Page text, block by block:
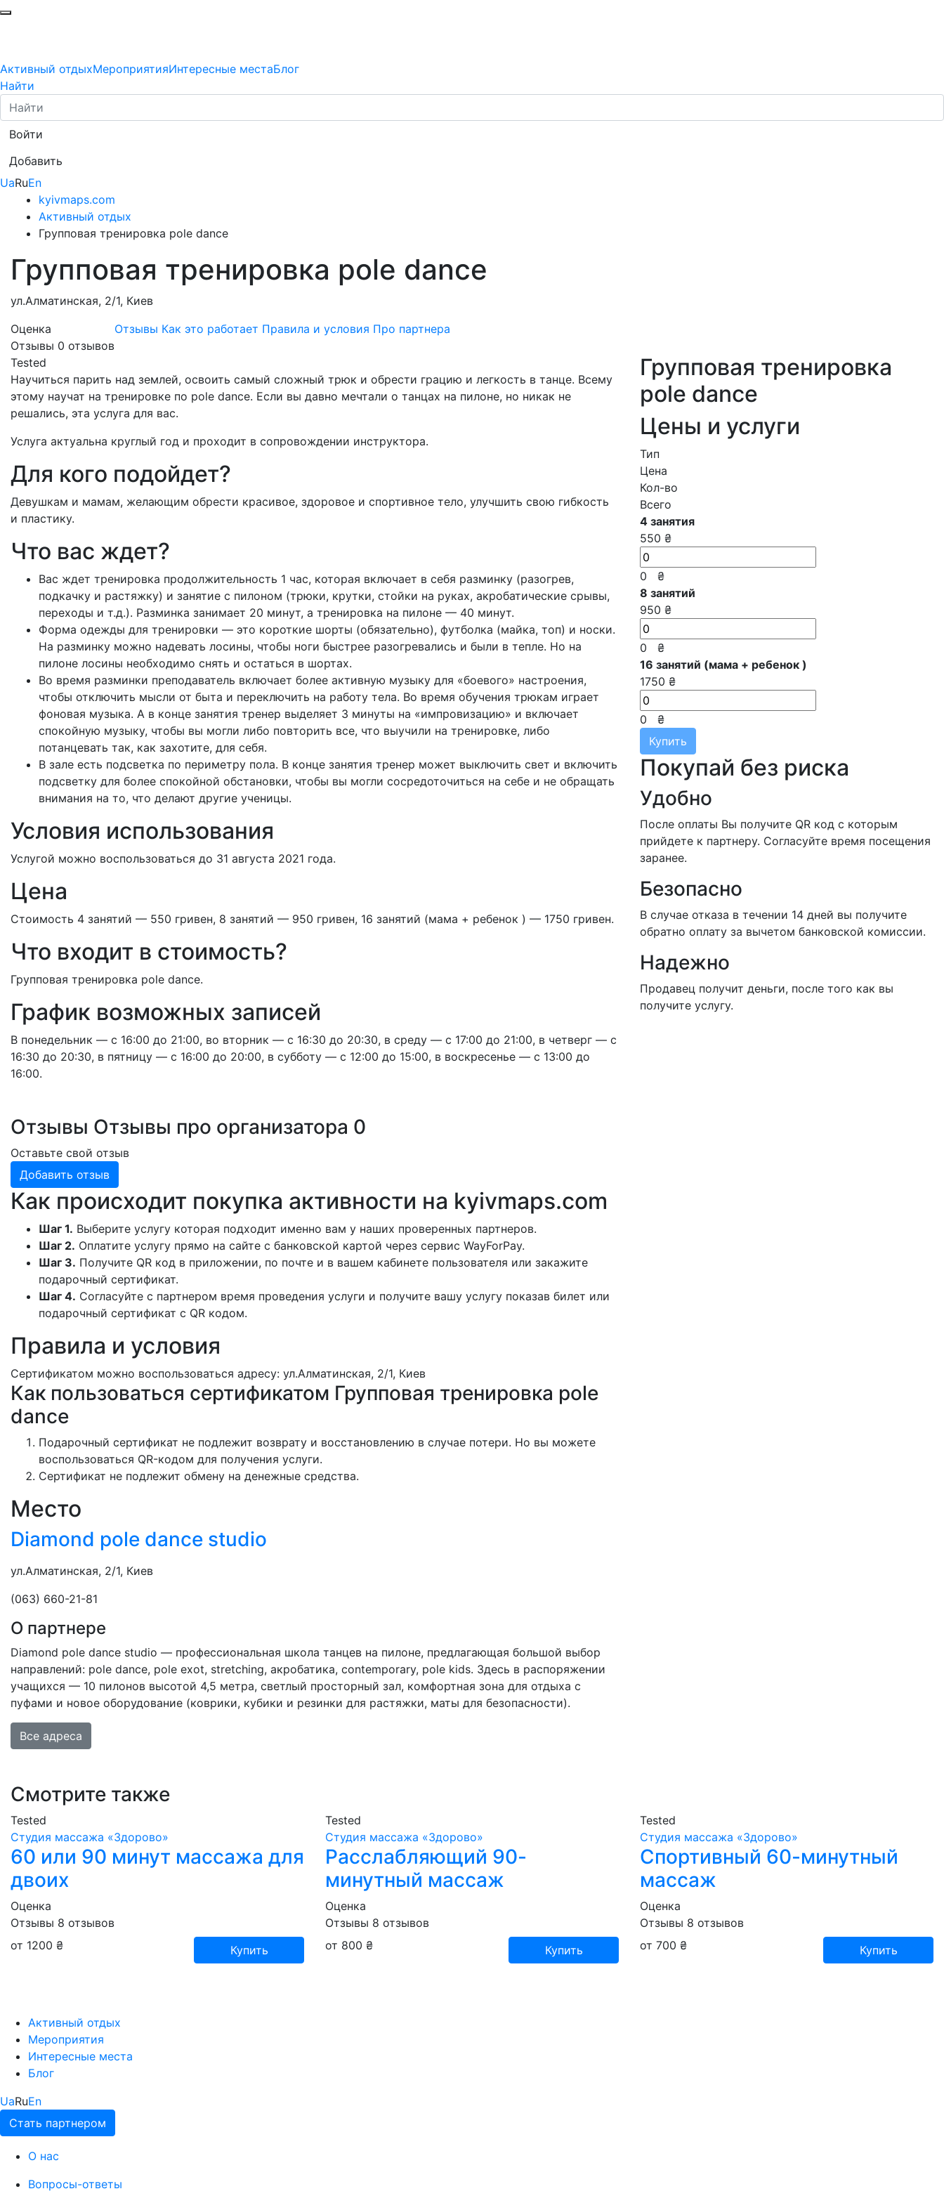
Активный отдыхМероприятияИнтересные местаБлог
Найти
Войти
Добавить
UaRuEn
kyivmaps.com
Активный отдых
Групповая тренировка pole dance
Групповая тренировка pole dance
ул.Алматинская, 2/1, Киев
Оценка
Отзывы 0 отзывов
Отзывы Как это работает Правила и условия Про партнера
Tested
Научиться парить над землей, освоить самый сложный трюк и обрести грацию и легкость в танце. Всему
этому научат на тренировке по pole dance. Если вы давно мечтали о танцах на пилоне, но никак не
решались, эта услуга для вас.
Услуга актуальна круглый год и проходит в сопровождении инструктора.
Для кого подойдет?
Девушкам и мамам, желающим обрести красивое, здоровое и спортивное тело, улучшить свою гибкость
и пластику.
Что вас ждет?
Вас ждет тренировка продолжительность 1 час, которая включает в себя разминку (разогрев,
подкачку и растяжку) и занятие с пилоном (трюки, крутки, стойки на руках, акробатические срывы,
переходы и т.д.). Разминка занимает 20 минут, а тренировка на пилоне — 40 минут.
Форма одежды для тренировки — это короткие шорты (обязательно), футболка (майка, топ) и носки.
На разминку можно надевать лосины, чтобы ноги быстрее разогревались и были в тепле. Но на
пилоне лосины необходимо снять и остаться в шортах.
Во время разминки преподаватель включает более активную музыку для «‎боевого» настроения,
чтобы отключить мысли от быта и переключить на работу тела. Во время обучения трюкам играет
фоновая музыка. А в конце занятия тренер выделяет 3 минуты на «‎импровизацию» и включает
спокойную музыку, чтобы вы могли либо повторить все, что выучили на тренировке, либо
потанцевать так, как захотите, для себя.
В зале есть подсветка по периметру пола. В конце занятия тренер может выключить свет и включить
подсветку для более спокойной обстановки, чтобы вы могли сосредоточиться на себе и не обращать
внимания на то, что делают другие ученицы.
Условия использования
Услугой можно воспользоваться до 31 августа 2021 года.
Цена
Стоимость 4 занятий — 550 гривен, 8 занятий — 950 гривен, 16 занятий (мама + ребенок ) — 1750 гривен.
Что входит в стоимость?
Групповая тренировка pole dance.
График возможных записей
В понедельник — с 16:00 до 21:00, во вторник — с 16:30 до 20:30, в среду — с 17:00 до 21:00, в четверг — с
16:30 до 20:30, в пятницу — с 16:00 до 20:00, в субботу — с 12:00 до 15:00, в воскресенье — с 13:00 до
16:00.
Отзывы Отзывы про организатора 0
Оставьте свой отзыв
Добавить отзыв
Как происходит покупка активности на kyivmaps.com
Шаг 1. Выберите услугу которая подходит именно вам у наших проверенных партнеров.
Шаг 2. Оплатите услугу прямо на сайте с банковской картой через сервис WayForPay.
Шаг 3. Получите QR код в приложении, по почте и в вашем кабинете пользователя или закажите
подарочный сертификат.
Шаг 4. Согласуйте с партнером время проведения услуги и получите вашу услугу показав билет или
подарочный сертификат с QR кодом.
Правила и условия
Сертификатом можно воспользоваться адресу: ул.Алматинская, 2/1, Киев
Как пользоваться сертификатом Групповая тренировка pole
dance
Подарочный сертификат не подлежит возврату и восстановлению в случае потери. Но вы можете
воспользоваться QR-кодом для получения услуги.
Сертификат не подлежит обмену на денежные средства.
Место
Diamond pole dance studio
ул.Алматинская, 2/1, Киев
(063) 660-21-81
О партнере
Diamond pole dance studio — профессиональная школа танцев на пилоне, предлагающая большой выбор
направлений: pole dance, pole exot, stretching, акробатика, contemporary, pole kids. Здесь в распоряжении
учащихся — 10 пилонов высотой 4,5 метра, светлый просторный зал, комфортная зона для отдыха с
пуфами и новое оборудование (коврики, кубики и резинки для растяжки, маты для безопасности).
Все адреса
Групповая тренировка
pole dance
Цены и услуги
Тип
Цена
Кол-во
Всего
4 занятия
550 ₴
0
₴
8 занятий
950 ₴
0
₴
16 занятий (мама + ребенок )
1750 ₴
0
₴
Купить
Покупай без риска
Удобно
После оплаты Вы получите QR код с которым
прийдете к партнеру. Согласуйте время посещения
заранее.
Безопасно
В случае отказа в течении 14 дней вы получите
обратно оплату за вычетом банковской комиссии.
Надежно
Продавец получит деньги, после того как вы
получите услугу.
Смотрите также
Tested
Студия массажа «‎‎Здорово»
60 или 90 минут массажа для
двоих
Оценка
Отзывы 8 отзывов
от 1200 ₴
Купить
Tested
Студия массажа «‎‎Здорово»
Расслабляющий 90-
минутный массаж
Оценка
Отзывы 8 отзывов
от 800 ₴
Купить
Tested
Студия массажа «‎‎Здорово»
Спортивный 60-минутный
массаж
Оценка
Отзывы 8 отзывов
от 700 ₴
Купить
Активный отдых
Мероприятия
Интересные места
Блог
UaRuEn
Стать партнером
О нас
Вопросы-ответы